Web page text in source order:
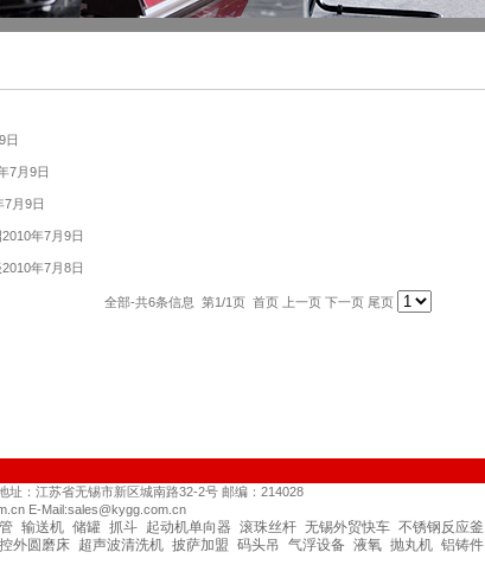
日
7月9日
7月9日
2010年7月9日
2010年7月8日
全部-共6条信息 第1/1页 首页 上一页 下一页 尾页
址：江苏省无锡市新区城南路32-2号 邮编：214028
E-Mail:sales@kygg.com.cn
输送机 储罐 抓斗 起动机单向器 滚珠丝杆 无锡外贸快车 不锈钢反应釜
外圆磨床 超声波清洗机 披萨加盟 码头吊 气浮设备 液氧 抛丸机 铝铸件